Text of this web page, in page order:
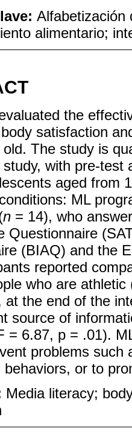
Alfabetización
alimentario;
the
satisfaction
The study is
study, with pre-
aged from
ML
n = 14), who
Questionnaire
(BIAQ) and the
reported
who are
at the end of the
source of
= 6.87, p = .01).
problems such
behaviors, or to
Media literacy;